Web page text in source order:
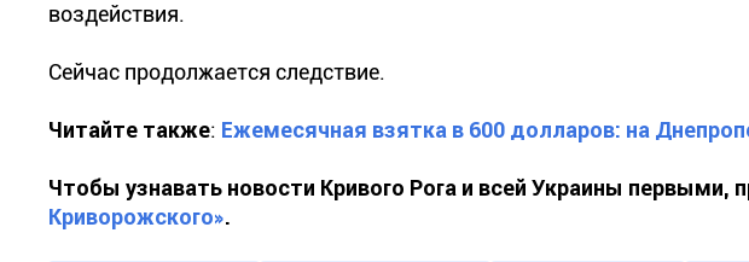
воздействия.
Сейчас продолжается следствие.
Читайте также: Ежемесячная взятка в 600 долларов: на
Чтобы узнавать новости Кривого Рога и всей Украины первыми,
Криворожского».